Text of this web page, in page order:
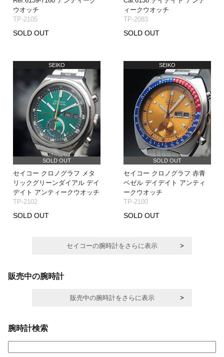
ウオッチ
TP-2105
SOLD OUT
ィークウオッチ
TP-2083
SOLD OUT
SEIKO
SOLD OUT
セイコー クロノグラフ メタ
リックグリーンダイアル デイ
デイト アンティークウオッチ
TP-2102
SOLD OUT
SEIKO
SOLD OUT
セイコー クロノグラフ 赤青
ベゼル デイデイト アンティ
ークウオッチ
TP-2100
SOLD OUT
セイコーの腕時計をさらに表示
販売中の腕時計
販売中の腕時計をさらに表示
腕時計検索